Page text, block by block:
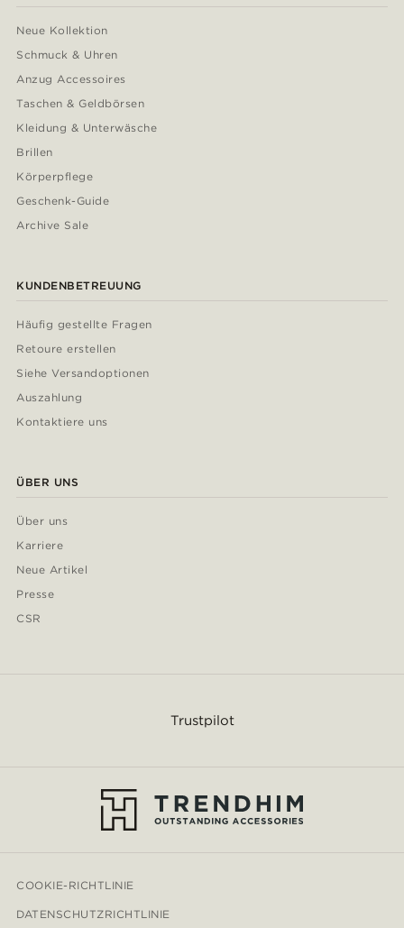
Neue Kollektion
Schmuck & Uhren
Anzug Accessoires
Taschen & Geldbörsen
Kleidung & Unterwäsche
Brillen
Körperpflege
Geschenk-Guide
Archive Sale
KUNDENBETREUUNG
Häufig gestellte Fragen
Retoure erstellen
Siehe Versandoptionen
Auszahlung
Kontaktiere uns
ÜBER UNS
Über uns
Karriere
Neue Artikel
Presse
CSR
Trustpilot
COOKIE-RICHTLINIE
DATENSCHUTZRICHTLINIE